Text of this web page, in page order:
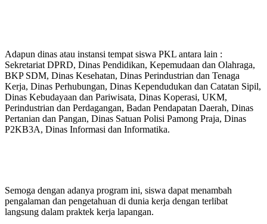
Adapun dinas atau instansi tempat siswa PKL antara lain :
Sekretariat DPRD, Dinas Pendidikan, Kepemudaan dan Olahraga,
BKP SDM, Dinas Kesehatan, Dinas Perindustrian dan Tenaga
Kerja, Dinas Perhubungan, Dinas Kependudukan dan Catatan Sipil,
Dinas Kebudayaan dan Pariwisata, Dinas Koperasi, UKM,
Perindustrian dan Perdagangan, Badan Pendapatan Daerah, Dinas
Pertanian dan Pangan, Dinas Satuan Polisi Pamong Praja, Dinas
P2KB3A, Dinas Informasi dan Informatika.
Semoga dengan adanya program ini, siswa dapat menambah
pengalaman dan pengetahuan di dunia kerja dengan terlibat
langsung dalam praktek kerja lapangan.